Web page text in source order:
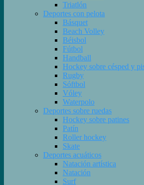
Triatlón
Deportes con pelota
Básquet
Beach Volley
Béisbol
Fútbol
Handball
Hockey sobre césped y
Rugby
Sóftbol
Vóley
Waterpolo
Deportes sobre ruedas
Hockey sobre patines
Patín
Roller hockey
Skate
Deportes acuáticos
Natación artística
Natación
Surf